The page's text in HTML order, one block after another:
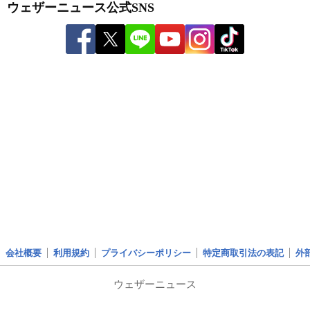
ウェザーニュース公式SNS
会社概要 利用規約 プライバシーポリシー 特定商取引法の表記 外
ウェザーニュース